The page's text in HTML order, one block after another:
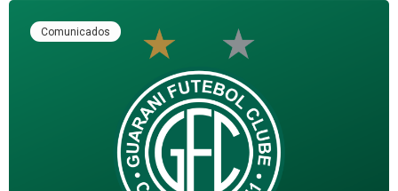
Comunicados